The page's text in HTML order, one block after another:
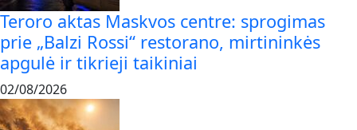
Teroro aktas Maskvos centre: sprogimas
prie „Balzi Rossi“ restorano, mirtininkės
apgulė ir tikrieji taikiniai
02/08/2026